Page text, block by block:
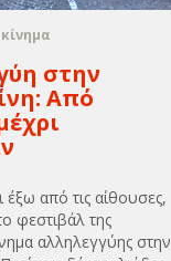
στην
Από
έξω από τις αίθουσες,
φεστιβάλ της
αλληλεγγύης στην